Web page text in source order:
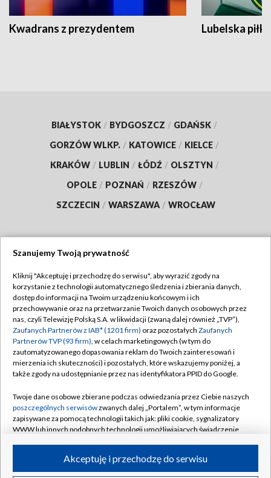
Kwadrans z prezydentem Lubelska piłka
BIAŁYSTOK / BYDGOSZCZ / GDAŃSK /
GORZÓW WLKP. / KATOWICE / KIELCE /
KRAKÓW / LUBLIN / ŁÓDŹ / OLSZTYN /
OPOLE / POZNAŃ / RZESZÓW /
SZCZECIN / WARSZAWA / WROCŁAW
TVP
Abonament TVP
Emisja w TVP
Centrum informacji TVP
Naziemna Telewizja Cyfrowa
Rada Programowa
System NOS
Informacje o nadawcy
Program dla prasy
Regulamin TVP
Polityka prywatności
Moje zgody
Pomoc
Kontakt
Kanały
Szanujemy Twoją prywatność
Kliknij "Akceptuję i przechodzę do serwisu", aby wyrazić zgody na
korzystanie z technologii automatycznego śledzenia i zbierania danych,
dostęp do informacji na Twoim urządzeniu końcowym i ich
przechowywanie oraz na przetwarzanie Twoich danych osobowych przez
nas, czyli Telewizję Polską S.A. w likwidacji (zwaną dalej również „TVP”),
Zaufanych Partnerów z IAB* (1201 firm) oraz pozostałych Zaufanych
Partnerów TVP (93 firm), w celach marketingowych (w tym do
zautomatyzowanego dopasowania reklam do Twoich zainteresowań i
mierzenia ich skuteczności) i pozostałych, które wskazujemy poniżej, a
także zgody na udostępnianie przez nas identyfikatora PPID do Google.
Twoje dane osobowe zbierane podczas odwiedzania przez Ciebie naszych
poszczególnych serwisówzwanych dalej „Portalem”, w tym informacje
zapisywane za pomocą technologii takich jak: pliki cookie, sygnalizatory
WWW lub innych podobnych technologii umożliwiających świadczenie
ruchu w Internecie.Akceptuję i przechodzę do serwisu